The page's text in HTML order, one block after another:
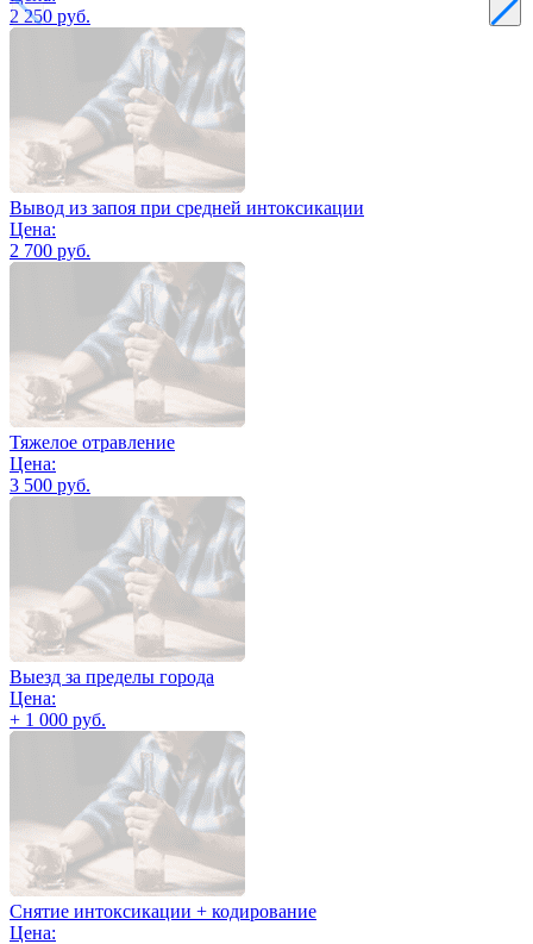
2 250 руб.
Вывод из запоя при средней интоксикации
Цена:
2 700 руб.
Тяжелое отравление
Цена:
3 500 руб.
Выезд за пределы города
Цена:
+ 1 000 руб.
Снятие интоксикации + кодирование
Цена: